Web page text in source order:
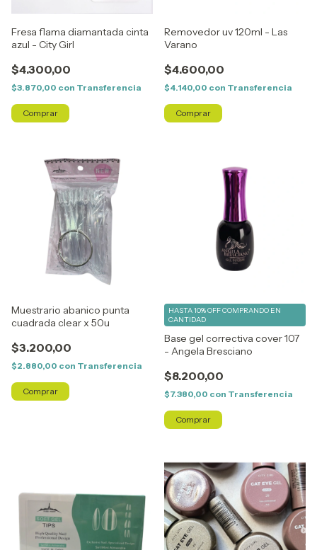
Fresa flama diamantada cinta
azul - City Girl
$4.300,00
$3.870,00 con Transferencia
Removedor uv 120ml - Las
Varano
$4.600,00
$4.140,00 con Transferencia
Muestrario abanico punta
cuadrada clear x 50u
$3.200,00
$2.880,00 con Transferencia
Base gel correctiva cover 107
- Angela Bresciano
$8.200,00
HASTA 10% OFFCOMPRANDO EN
CANTIDAD
$7.380,00 con Transferencia